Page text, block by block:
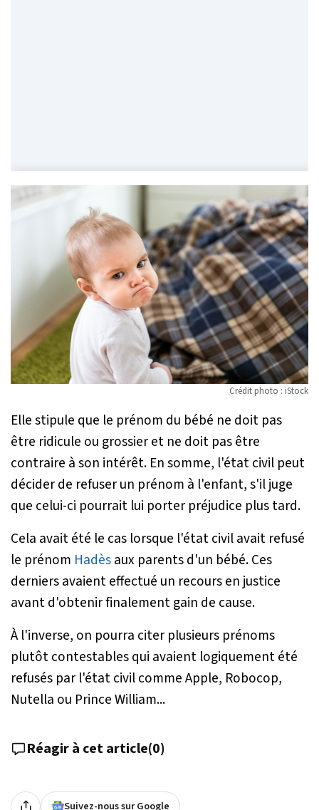
Crédit photo : iStock
Elle stipule que le prénom du bébé ne doit pas
être ridicule ou grossier et ne doit pas être
contraire à son intérêt. En somme, l'état civil peut
décider de refuser un prénom à l'enfant, s'il juge
que celui-ci pourrait lui porter préjudice plus tard.
Cela avait été le cas lorsque l'état civil avait refusé
le prénom Hadèsaux parents d'un bébé. Ces
derniers avaient effectué un recours en justice
avant d'obtenir finalement gain de cause.
À l'inverse, on pourra citer plusieurs prénoms
plutôt contestables qui avaient logiquement été
refusés par l'état civil comme Apple, Robocop,
Nutella ou Prince William...
Réagir à cet article(0)
Suivez-nous sur Google